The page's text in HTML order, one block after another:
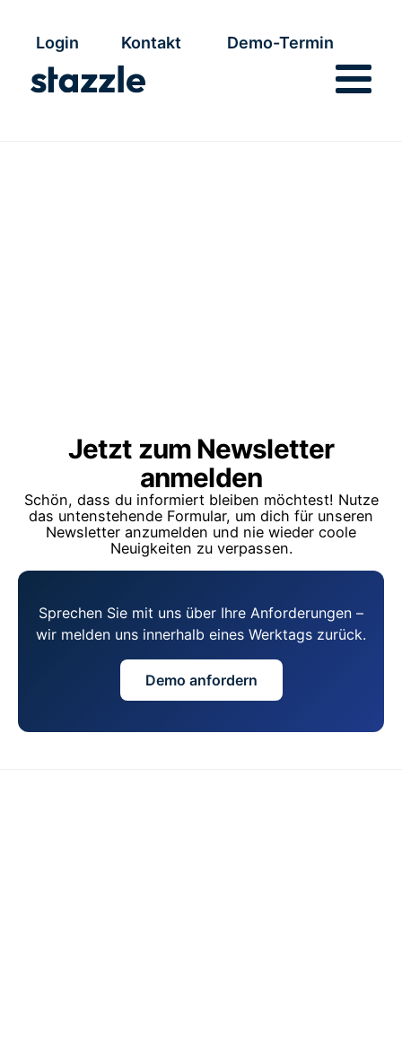
Login Kontakt Demo-Termin
Jetzt zum Newsletter
anmelden
Schön, dass du informiert bleiben möchtest! Nutze
das untenstehende Formular, um dich für unseren
Newsletter anzumelden und nie wieder coole
Neuigkeiten zu verpassen.
Sprechen Sie mit uns über Ihre Anforderungen –
wir melden uns innerhalb eines Werktags zurück.
Demo anfordern